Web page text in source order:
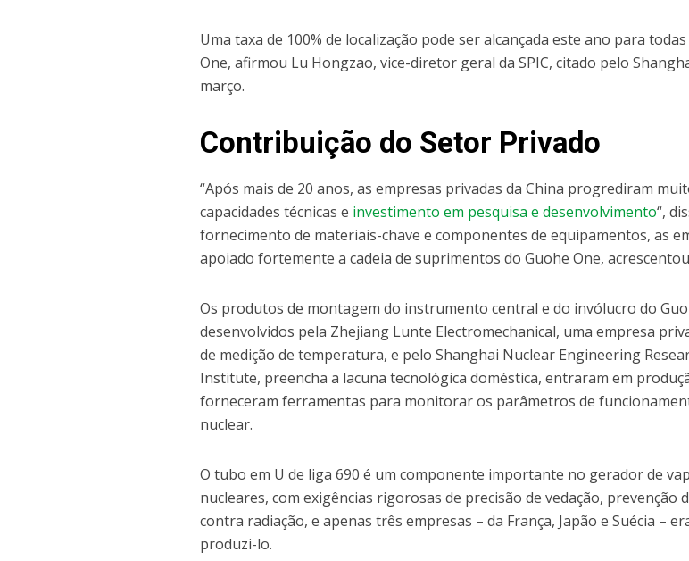
Uma taxa de 100% de localização pode ser alcançada este ano para
One, afirmou Lu Hongzao, vice-diretor geral da SPIC, citado pelo
março.
Contribuição do Setor Privado
“Após mais de 20 anos, as empresas privadas da China progrediram
capacidades técnicas e investimento em pesquisa e desenvolvimento“,
fornecimento de materiais-chave e componentes de equipamentos, as
apoiado fortemente a cadeia de suprimentos do Guohe One,
Os produtos de montagem do instrumento central e do invólucro do
desenvolvidos pela Zhejiang Lunte Electromechanical, uma empresa
de medição de temperatura, e pelo Shanghai Nuclear Engineering
Institute, preencha a lacuna tecnológica doméstica, entraram em
forneceram ferramentas para monitorar os parâmetros de
nuclear.
O tubo em U de liga 690 é um componente importante no gerador de
nucleares, com exigências rigorosas de precisão de vedação, prevenção
contra radiação, e apenas três empresas – da França, Japão e Suécia –
produzi-lo.